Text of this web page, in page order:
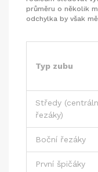
průměru o několik
odchylka by však
Typ zubu
Středy
řezáky)
Boční řezáky
První špičáky